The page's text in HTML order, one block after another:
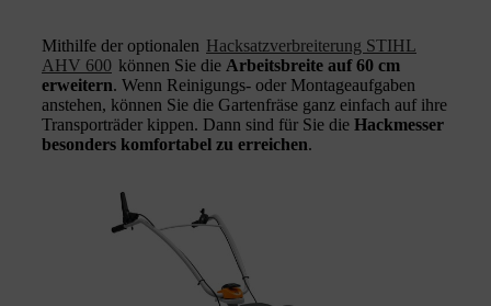
Mithilfe der optionalen Hacksatzverbreiterung STIHL
AHV 600 können Sie die Arbeitsbreite auf 60 cm
erweitern. Wenn Reinigungs- oder Montageaufgaben
anstehen, können Sie die Gartenfräse ganz einfach auf ihre
Transporträder kippen. Dann sind für Sie die Hackmesser
besonders komfortabel zu erreichen.